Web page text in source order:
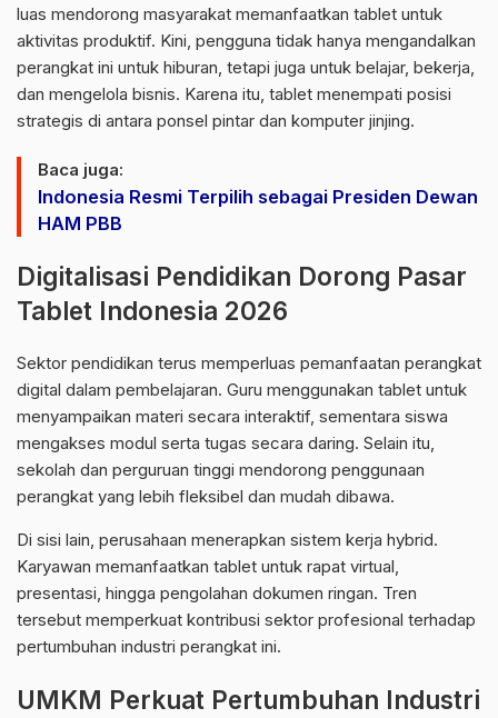
luas mendorong masyarakat memanfaatkan tablet untuk
aktivitas produktif. Kini, pengguna tidak hanya mengandalkan
perangkat ini untuk hiburan, tetapi juga untuk belajar, bekerja,
dan mengelola bisnis. Karena itu, tablet menempati posisi
strategis di antara ponsel pintar dan komputer jinjing.
Baca juga:
Indonesia Resmi Terpilih sebagai Presiden Dewan
HAM PBB
Digitalisasi Pendidikan Dorong Pasar
Tablet Indonesia 2026
Sektor pendidikan terus memperluas pemanfaatan perangkat
digital dalam pembelajaran. Guru menggunakan tablet untuk
menyampaikan materi secara interaktif, sementara siswa
mengakses modul serta tugas secara daring. Selain itu,
sekolah dan perguruan tinggi mendorong penggunaan
perangkat yang lebih fleksibel dan mudah dibawa.
Di sisi lain, perusahaan menerapkan sistem kerja hybrid.
Karyawan memanfaatkan tablet untuk rapat virtual,
presentasi, hingga pengolahan dokumen ringan. Tren
tersebut memperkuat kontribusi sektor profesional terhadap
pertumbuhan industri perangkat ini.
UMKM Perkuat Pertumbuhan Industri